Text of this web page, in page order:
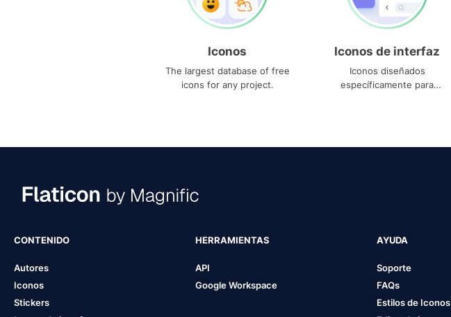
Iconos
The largest database of free
icons for any project.
Iconos de interfaz
Iconos diseñados
específicamente para
CONTENIDO
Autores
Iconos
Stickers
HERRAMIENTAS
API
Google Workspace
AYUDA
Soporte
FAQs
Estilos de Iconos